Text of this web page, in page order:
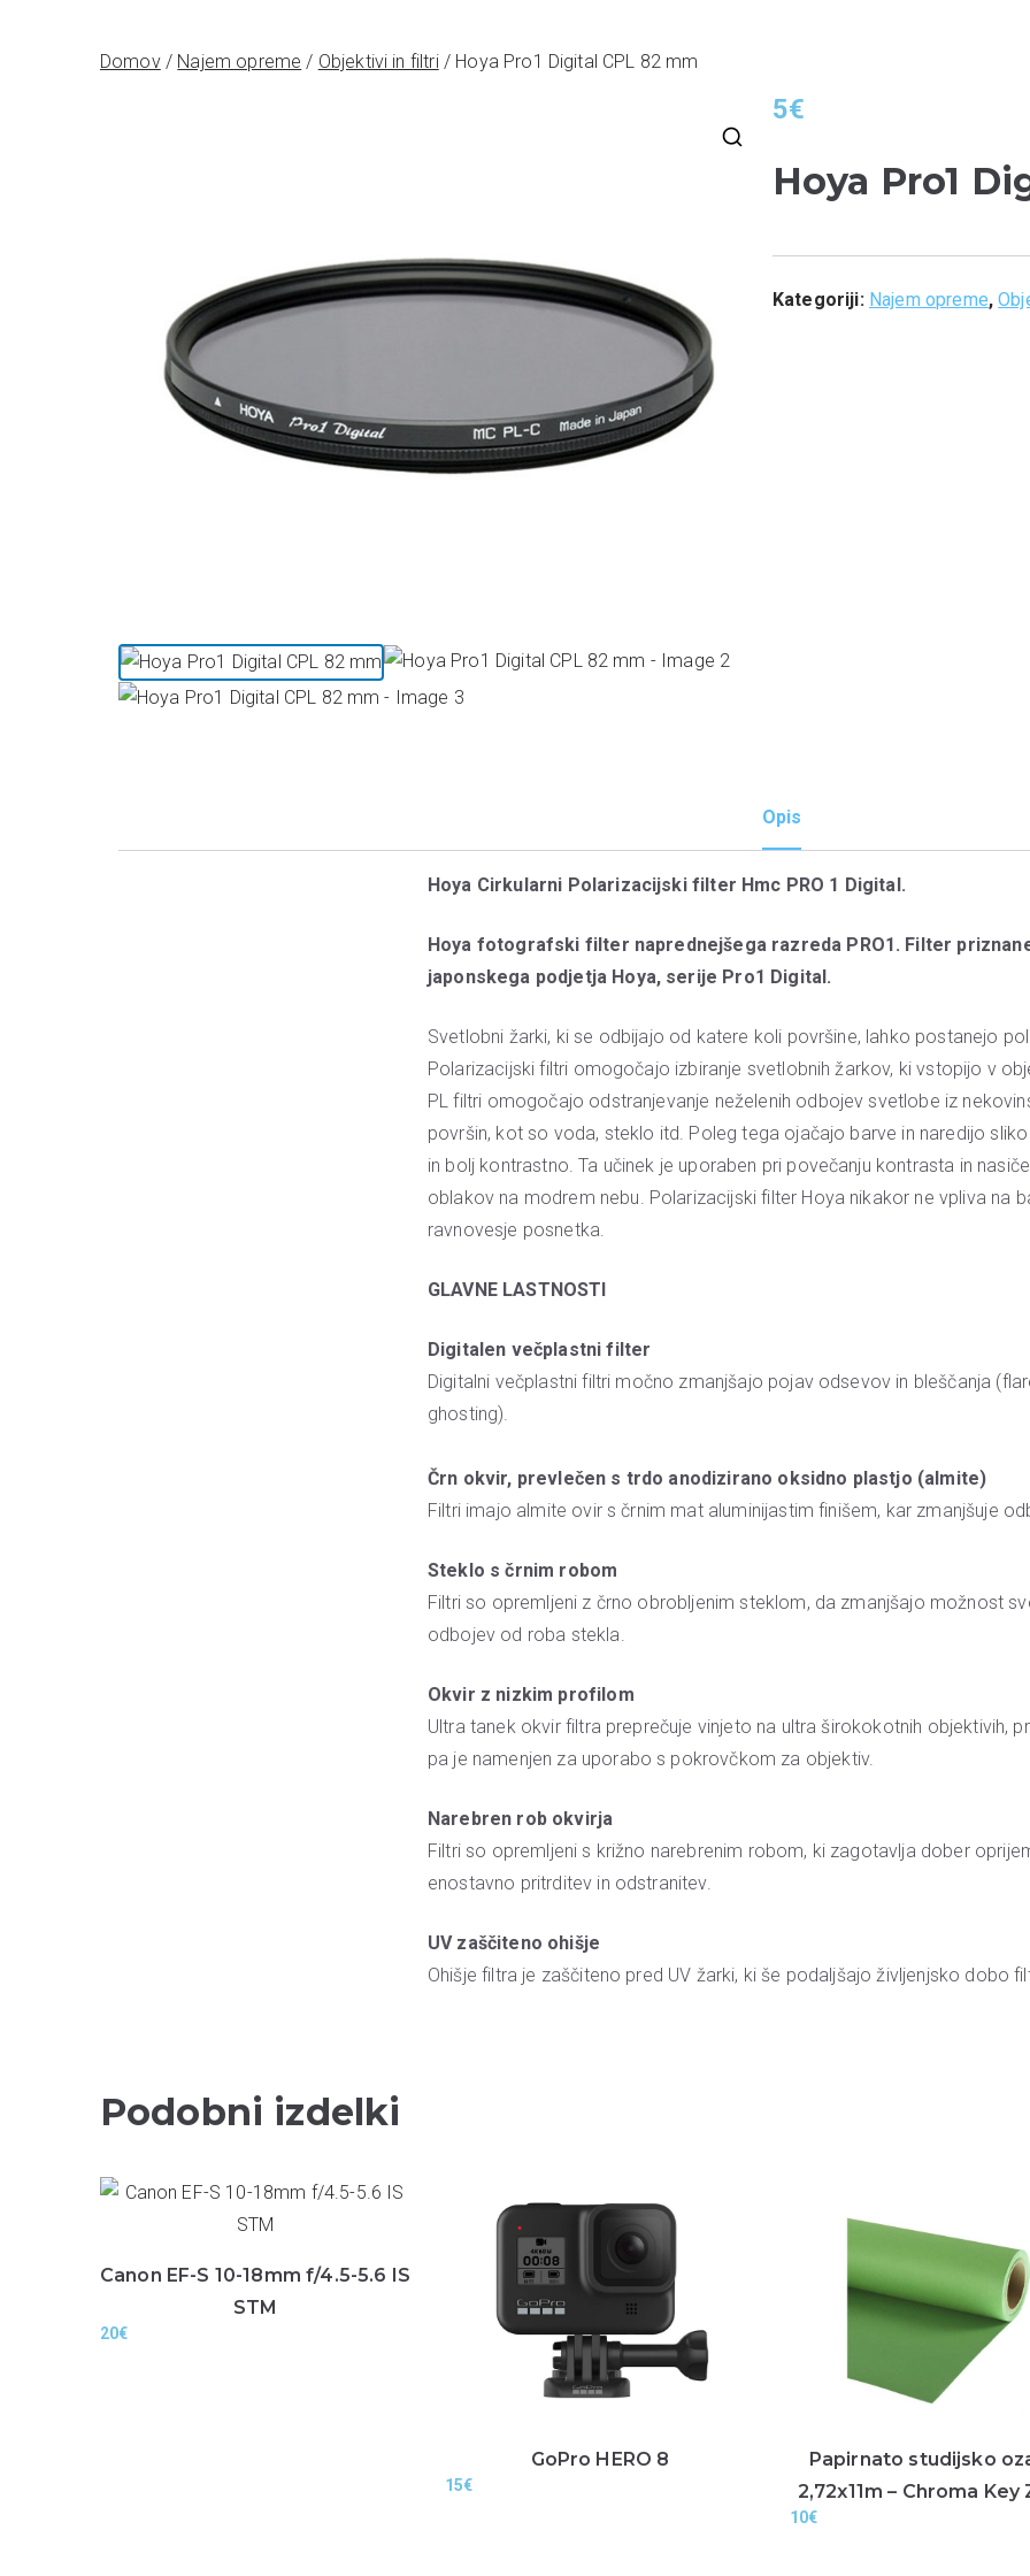
Domov/ Najem opreme / Objektivi in filtri/ Hoya Pro1 Digital CPL 82 mm
5€
Hoya Pro1
Kategoriji: Najem opreme,
Opis
Hoya Cirkularni Polarizacijski filter Hmc PRO 1 Digital.
Hoya fotografski filter naprednejšega razreda PRO1. Filter
japonskega podjetja Hoya, serije Pro1 Digital.
Svetlobni žarki, ki se odbijajo od katere koli površine, lahko postanejo
Polarizacijski filtri omogočajo izbiranje svetlobnih žarkov, ki vstopijo v
PL filtri omogočajo odstranjevanje neželenih odbojev svetlobe iz
površin, kot so voda, steklo itd. Poleg tega ojačajo barve in naredijo
in bolj kontrastno. Ta učinek je uporaben pri povečanju kontrasta in
oblakov na modrem nebu. Polarizacijski filter Hoya nikakor ne vpliva na
ravnovesje posnetka.
GLAVNE LASTNOSTI
Digitalen večplastni filter
Digitalni večplastni filtri močno zmanjšajo pojav odsevov in bleščanja
ghosting).
Črn okvir, prevlečen s trdo anodizirano oksidno plastjo (almite)
Filtri imajo almite ovir s črnim mat aluminijastim finišem, kar zmanjšuje
Steklo s črnim robom
Filtri so opremljeni z črno obrobljenim steklom, da zmanjšajo možnost
odbojev od roba stekla.
Okvir z nizkim profilom
Ultra tanek okvir filtra preprečuje vinjeto na ultra širokokotnih objektivih,
pa je namenjen za uporabo s pokrovčkom za objektiv.
Narebren rob okvirja
Filtri so opremljeni s križno narebrenim robom, ki zagotavlja dober
enostavno pritrditev in odstranitev.
UV zaščiteno ohišje
Ohišje filtra je zaščiteno pred UV žarki, ki še podaljšajo življenjsko dobo
Podobni izdelki
Canon EF-S 10-18mm f/4.5-5.6 IS
STM
20€
GoPro HERO 8
15€
Papirnato studijsko
2,72x11m – Chroma Key
10€